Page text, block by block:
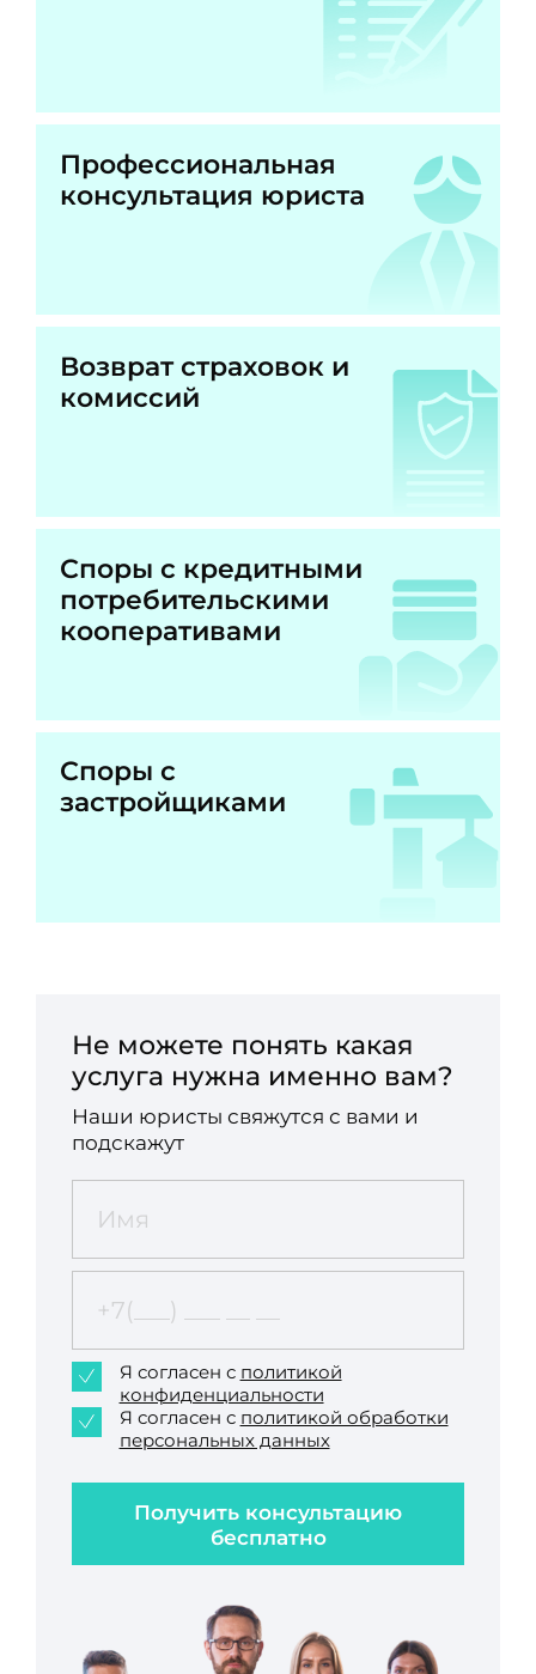
Профессиональная
консультация юриста
Возврат страховок и
комиссий
Споры с кредитными
потребительскими
кооперативами
Споры с
застройщиками
Не можете понять какая
услуга нужна именно вам?
Наши юристы свяжутся с вами и
подскажут
Получить консультацию
бесплатно
Я согласен с политикой
конфиденциальности
Я согласен с политикой обработки
персональных данных